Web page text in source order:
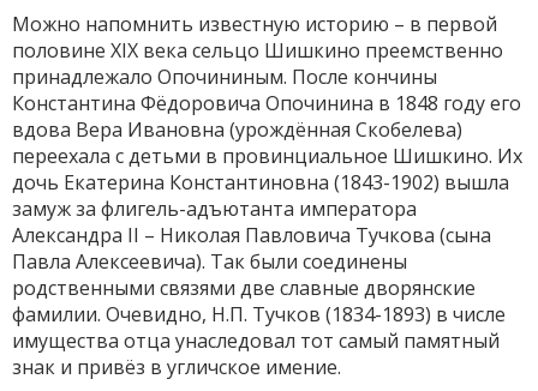
Можно напомнить известную историю – в первой
половине XIX века сельцо Шишкино преемственно
принадлежало Опочининым. После кончины
Константина Фёдоровича Опочинина в 1848 году его
вдова Вера Ивановна (урождённая Скобелева)
переехала с детьми в провинциальное Шишкино. Их
дочь Екатерина Константиновна (1843-1902) вышла
замуж за флигель-адъютанта императора
Александра II – Николая Павловича Тучкова (сына
Павла Алексеевича). Так были соединены
родственными связями две славные дворянские
фамилии. Очевидно, Н.П. Тучков (1834-1893) в числе
имущества отца унаследовал тот самый памятный
знак и привёз в угличское имение.